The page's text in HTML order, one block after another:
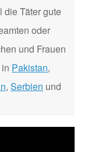
die Täter gute
oder
und Frauen
Pakistan,
, Serbien und